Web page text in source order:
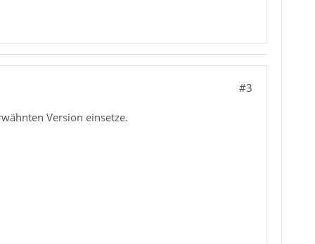
#3
Version einsetze.